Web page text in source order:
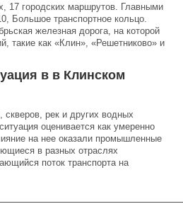
17 городских маршрутов. Главными
Большое транспортное кольцо.
железная дорога, на которой
такие как «Клин», «Решетниково» и
в в Клинском
скверов, рек и других водных
оценивается как умеренно
на нее оказали промышленные
в разных отраслях
поток транспорта на